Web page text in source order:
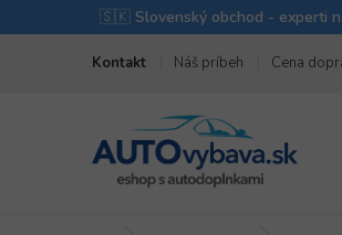
Kontakt Náš príbeh Cena